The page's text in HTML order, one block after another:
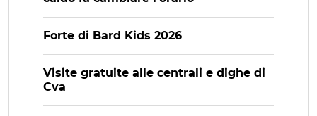
Forte di Bard Kids 2026
Visite gratuite alle centrali e dighe di
Cva